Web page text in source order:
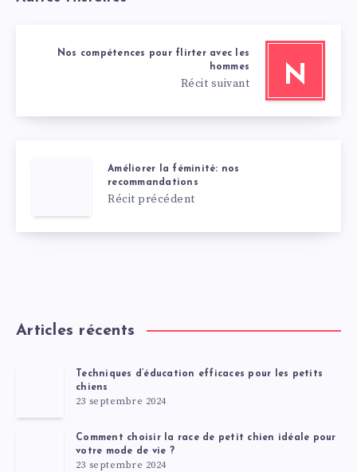
N
Nos compétences pour flirter avec les
hommes
Récit suivant
Améliorer la féminité: nos
recommandations
Récit précédent
Articles récents
Techniques d’éducation efficaces pour les petits
chiens
23 septembre 2024
Comment choisir la race de petit chien idéale pour
votre mode de vie ?
23 septembre 2024